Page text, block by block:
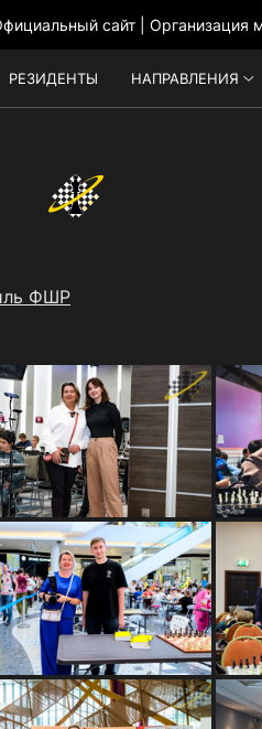
РЕЗИДЕНТЫ НАПРАВЛЕНИЯ
ФШР
сайт | Организация